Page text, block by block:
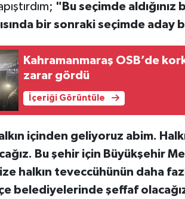
"Bu seçimde aldığınız
bir sonraki seçimde aday
Kahramanmaraş OSB’de
zarar gördü
İçeriği Görüntüle
içinden geliyoruz abim.
Bu şehir için Büyükşehir
halkın teveccühünün daha
belediyelerinde şeffaf